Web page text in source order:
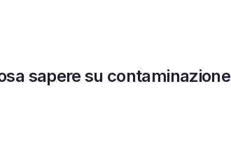
sapere su contaminazione